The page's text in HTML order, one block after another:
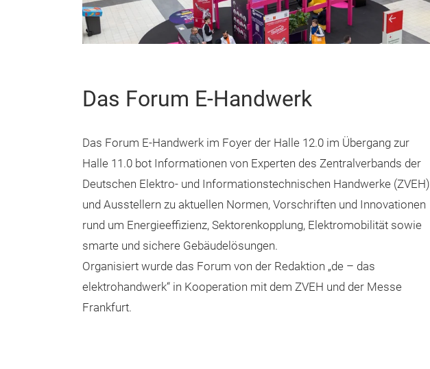
Das Forum E-Handwerk
Das Forum E-Handwerk im Foyer der Halle 12.0 im Übergang zur
Halle 11.0 bot Informationen von Experten des Zentralverbands der
Deutschen Elektro- und Informationstechnischen Handwerke (ZVEH)
und Ausstellern zu aktuellen Normen, Vorschriften und Innovationen
rund um Energieeffizienz, Sektorenkopplung, Elektromobilität sowie
smarte und sichere Gebäudelösungen.
Organisiert wurde das Forum von der Redaktion „de – das
elektrohandwerk“ in Kooperation mit dem ZVEH und der Messe
Frankfurt.